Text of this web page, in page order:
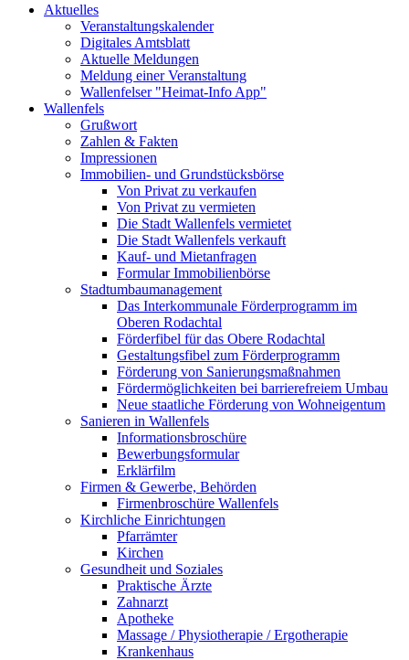
Aktuelles
Veranstaltungskalender
Digitales Amtsblatt
Aktuelle Meldungen
Meldung einer Veranstaltung
Wallenfelser "Heimat-Info App"
Wallenfels
Grußwort
Zahlen & Fakten
Impressionen
Immobilien- und Grundstücksbörse
Von Privat zu verkaufen
Von Privat zu vermieten
Die Stadt Wallenfels vermietet
Die Stadt Wallenfels verkauft
Kauf- und Mietanfragen
Formular Immobilienbörse
Stadtumbaumanagement
Das Interkommunale Förderprogramm im
Oberen Rodachtal
Förderfibel für das Obere Rodachtal
Gestaltungsfibel zum Förderprogramm
Förderung von Sanierungsmaßnahmen
Fördermöglichkeiten bei barrierefreiem Umbau
Neue staatliche Förderung von Wohneigentum
Sanieren in Wallenfels
Informationsbroschüre
Bewerbungsformular
Erklärfilm
Firmen & Gewerbe, Behörden
Firmenbroschüre Wallenfels
Kirchliche Einrichtungen
Pfarrämter
Kirchen
Gesundheit und Soziales
Praktische Ärzte
Zahnarzt
Apotheke
Massage / Physiotherapie / Ergotherapie
Krankenhaus